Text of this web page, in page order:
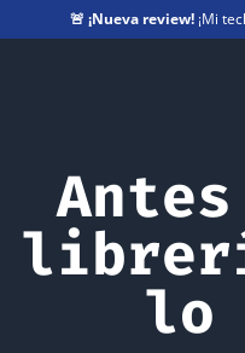
🚨 ¡Nueva review! ¡Mi
lo